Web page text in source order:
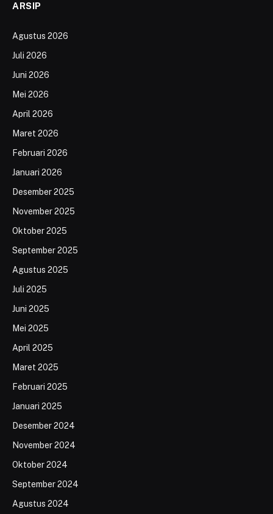
ARSIP
Agustus 2026
Juli 2026
Juni 2026
Mei 2026
April 2026
Maret 2026
Februari 2026
Januari 2026
Desember 2025
November 2025
Oktober 2025
September 2025
Agustus 2025
Juli 2025
Juni 2025
Mei 2025
April 2025
Maret 2025
Februari 2025
Januari 2025
Desember 2024
November 2024
Oktober 2024
September 2024
Agustus 2024